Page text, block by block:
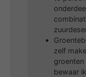
zelf
groenten
bewaar